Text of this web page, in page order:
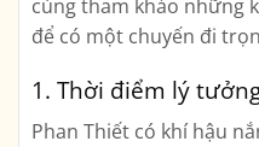
cùng tham khảo những
để có một chuyến đi
1. Thời điểm lý
Phan Thiết có khí hậu